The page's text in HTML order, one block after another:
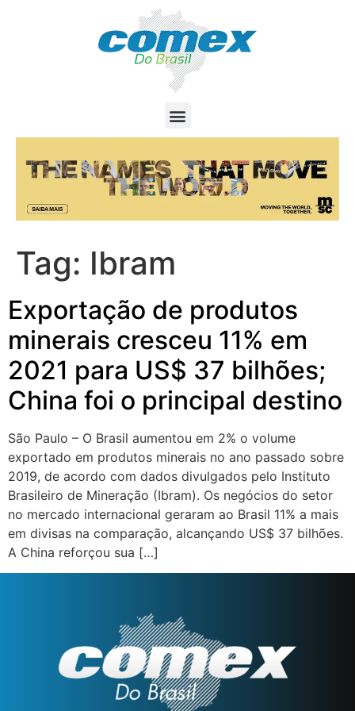
Tag: Ibram
Exportação de produtos
minerais cresceu 11% em
2021 para US$ 37 bilhões;
China foi o principal destino
São Paulo – O Brasil aumentou em 2% o volume
exportado em produtos minerais no ano passado sobre
2019, de acordo com dados divulgados pelo Instituto
Brasileiro de Mineração (Ibram). Os negócios do setor
no mercado internacional geraram ao Brasil 11% a mais
em divisas na comparação, alcançando US$ 37 bilhões.
A China reforçou sua […]